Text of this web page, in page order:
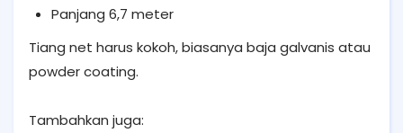
Panjang 6,7 meter
Tiang net harus kokoh, biasanya baja galvanis atau
powder coating.
Tambahkan juga: